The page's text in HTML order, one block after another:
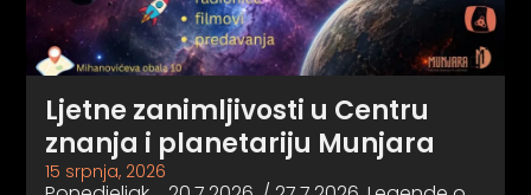
Ljetne zanimljivosti u Centru
znanja i planetariju Munjara
15 srpnja, 2026